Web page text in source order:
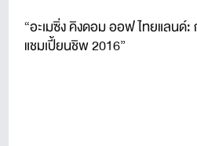
“อะเมซิ่ง คิงดอม ออฟ ไทยแลน
แชมเปี้ยนชิพ 2016”